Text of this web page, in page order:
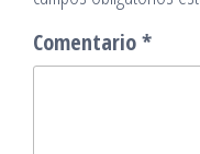
Comentario*